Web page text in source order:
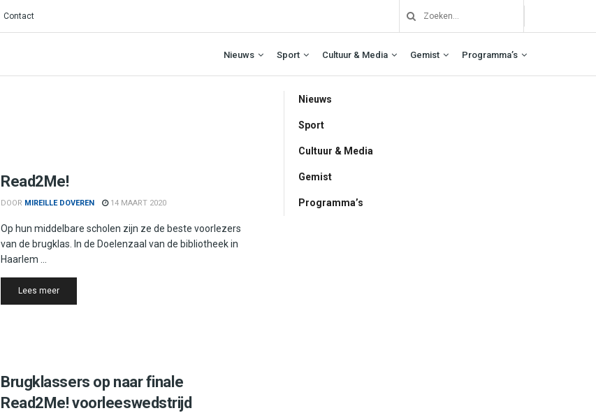
Contact
Nieuws Sport Cultuur & Media Gemist Programma’s
Read2Me!
DOOR MIREILLE DOVEREN 14 MAART 2020
Op hun middelbare scholen zijn ze de beste voorlezers
van de brugklas. In de Doelenzaal van de bibliotheek in
Haarlem ...
Lees meerDetails
Brugklassers op naar finale
Read2Me! voorleeswedstrijd
Nieuws
Sport
Cultuur & Media
Gemist
Programma’s